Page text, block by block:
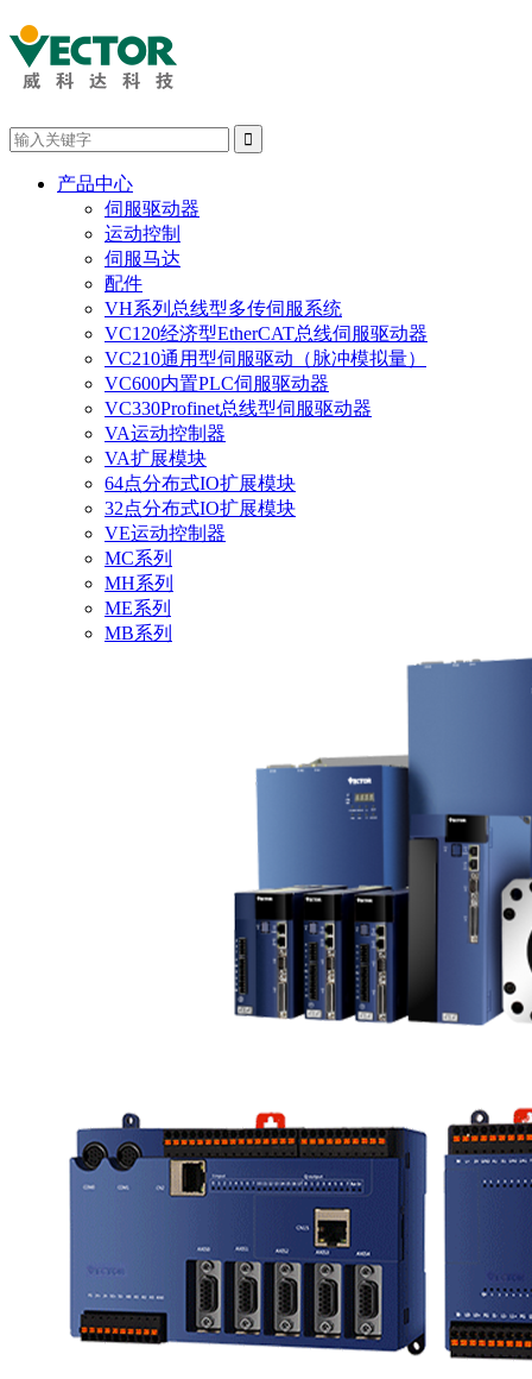

产品中心
伺服驱动器
运动控制
伺服马达
配件
VH系列总线型多传伺服系统
VC120经济型EtherCAT总线伺服驱动器
VC210通用型伺服驱动（脉冲模拟量）
VC600内置PLC伺服驱动器
VC330Profinet总线型伺服驱动器
VA运动控制器
VA扩展模块
64点分布式IO扩展模块
32点分布式IO扩展模块
VE运动控制器
MC系列
MH系列
ME系列
MB系列